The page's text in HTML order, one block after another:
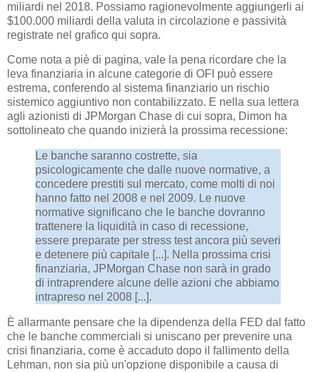
miliardi nel 2018. Possiamo ragionevolmente aggiungerli ai
$100.000 miliardi della valuta in circolazione e passività
registrate nel grafico qui sopra.
Come nota a piè di pagina, vale la pena ricordare che la
leva finanziaria in alcune categorie di OFI può essere
estrema, conferendo al sistema finanziario un rischio
sistemico aggiuntivo non contabilizzato. E nella sua lettera
agli azionisti di JPMorgan Chase di cui sopra, Dimon ha
sottolineato che quando inizierà la prossima recessione:
Le banche saranno costrette, sia
psicologicamente che dalle nuove normative, a
concedere prestiti sul mercato, come molti di noi
hanno fatto nel 2008 e nel 2009. Le nuove
normative significano che le banche dovranno
trattenere la liquidità in caso di recessione,
essere preparate per stress test ancora più severi
e detenere più capitale [...]. Nella prossima crisi
finanziaria, JPMorgan Chase non sarà in grado
di intraprendere alcune delle azioni che abbiamo
intrapreso nel 2008 [...].
È allarmante pensare che la dipendenza della FED dal fatto
che le banche commerciali si uniscano per prevenire una
crisi finanziaria, come è accaduto dopo il fallimento della
Lehman, non sia più un'opzione disponibile a causa di